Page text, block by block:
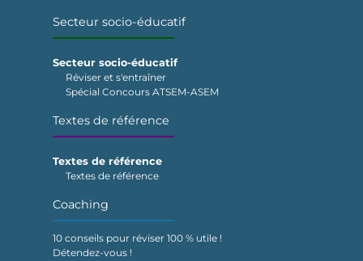
Secteur socio-éducatif
Secteur socio-éducatif
Réviser et s'entraîner
Spécial Concours ATSEM-ASEM
Textes de référence
Textes de référence
Textes de référence
Coaching
10 conseils pour réviser 100 % utile !
Détendez-vous !